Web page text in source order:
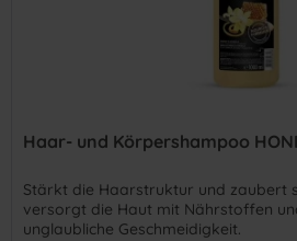
Haar- und Körpershampoo
Stärkt die Haarstruktur und zaubert
versorgt die Haut mit Nährstoffen
unglaubliche Geschmeidigkeit.